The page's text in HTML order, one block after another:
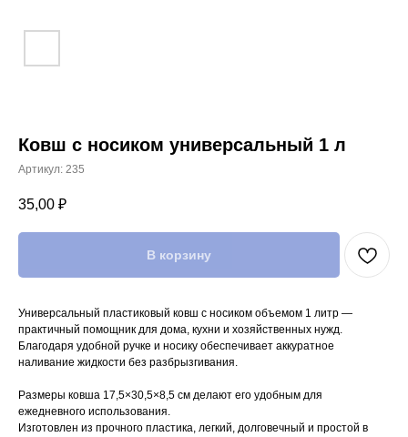
Ковш с носиком универсальный 1 л
Артикул: 235
35,00 ₽
В корзину
Универсальный пластиковый ковш с носиком объемом 1 литр —
практичный помощник для дома, кухни и хозяйственных нужд.
Благодаря удобной ручке и носику обеспечивает аккуратное
наливание жидкости без разбрызгивания.
Размеры ковша 17,5×30,5×8,5 см делают его удобным для
ежедневного использования.
Изготовлен из прочного пластика, легкий, долговечный и простой в